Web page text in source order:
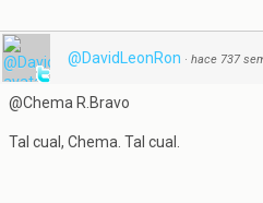
@DavidLeonRon · hace 737
@Chema R.Bravo
Tal cual, Chema. Tal cual.